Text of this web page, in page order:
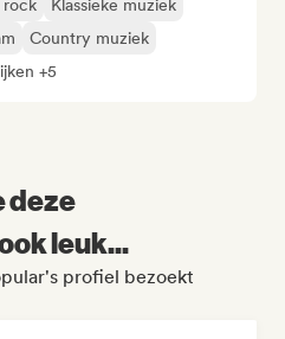
rock
Klassieke muziek
Country muziek
+5
deze
leuk...
profiel bezoekt